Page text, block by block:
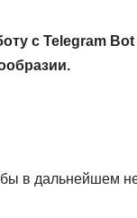
с Telegram Bot
в дальнейшем